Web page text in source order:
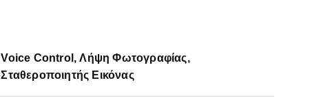
Voice Control, Λήψη Φωτογραφίας,
Σταθεροποιητής Εικόνας